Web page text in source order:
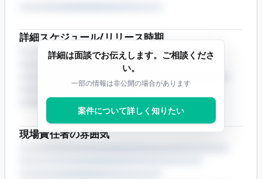
詳細スケジュール/リリース時期
現場責任者の雰囲気
詳細は面談でお伝えします。ご相談くださ
い。
一部の情報は非公開の場合があります
案件について詳しく知りたい